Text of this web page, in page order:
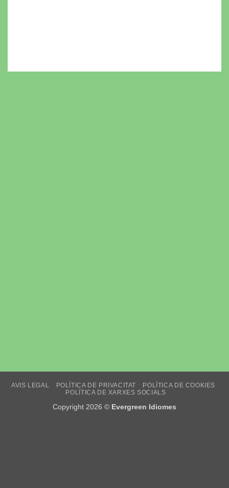
AVIS LEGAL POLÍTICA DE PRIVACITAT
POLÍTICA DE COOKIES
POLÍTICA DE XARXES SOCIALS
Copyright 2026 © Evergreen Idiomes